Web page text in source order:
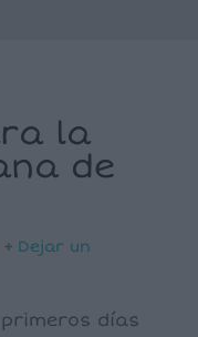
la
de
Dejar un
primeros días